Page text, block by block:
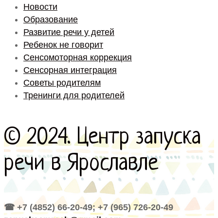
Новости
Образование
Развитие речи у детей
Ребенок не говорит
Сенсомоторная коррекция
Сенсорная интеграция
Советы родителям
Тренинги для родителей
© 2024. Центр запуска
речи в Ярославле
☎ +7 (4852) 66-20-49; +7 (965) 726-20-49